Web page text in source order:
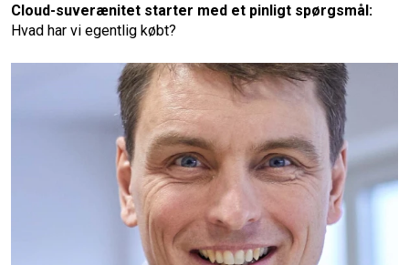
Cloud-suverænitet starter med et pinligt spørgsmål:
Hvad har vi egentlig købt?